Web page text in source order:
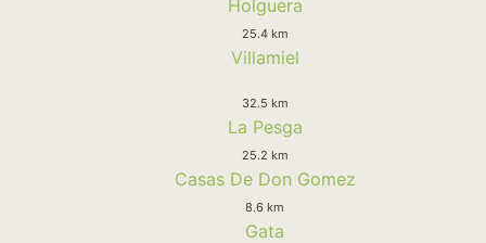
Holguera
25.4 km
Villamiel
32.5 km
La Pesga
25.2 km
Casas De Don Gomez
8.6 km
Gata